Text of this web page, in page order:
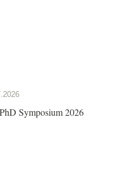
Symposium 2026